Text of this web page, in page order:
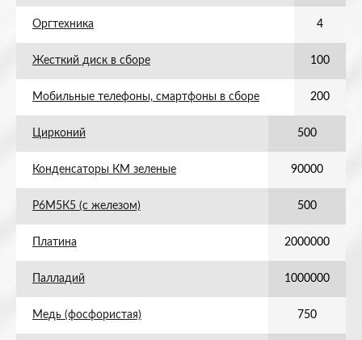
Оргтехника 4
Жесткий диск в сборе 100
Мобильные телефоны, смартфоны в сборе 200
Цирконий 500
Конденсаторы КМ зеленые 90000
Р6М5К5 (с железом) 500
Платина 2000000
Палладий 1000000
Медь (фосфористая) 750